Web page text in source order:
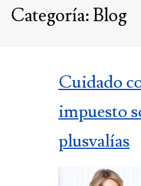
Categoría: Blog
Cuidado
impuesto
plusvalías